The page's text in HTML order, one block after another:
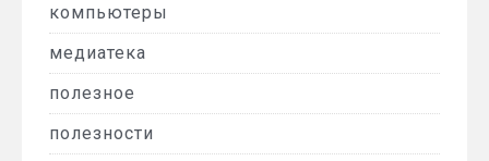
компьютеры
медиатека
полезное
полезности